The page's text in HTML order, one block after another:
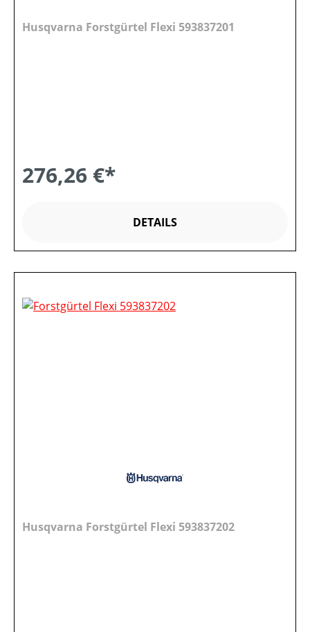
Husqvarna Forstgürtel Flexi 593837201
276,26 €*
DETAILS
Husqvarna Forstgürtel Flexi 593837202